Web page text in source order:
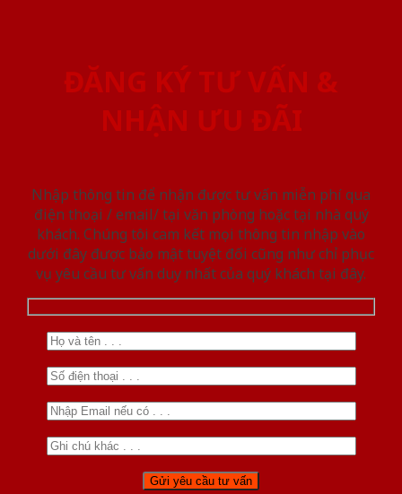
ĐĂNG KÝ TƯ VẤN &
NHẬN ƯU ĐÃI
Nhập thông tin để nhận được tư vấn miễn phí qua
điện thoại / email/ tại văn phòng hoặc tại nhà quý
khách. Chúng tôi cam kết mọi thông tin nhập vào
dưới đây được bảo mật tuyệt đối cũng như chỉ phục
vụ yêu cầu tư vấn duy nhất của quý khách tại đây.